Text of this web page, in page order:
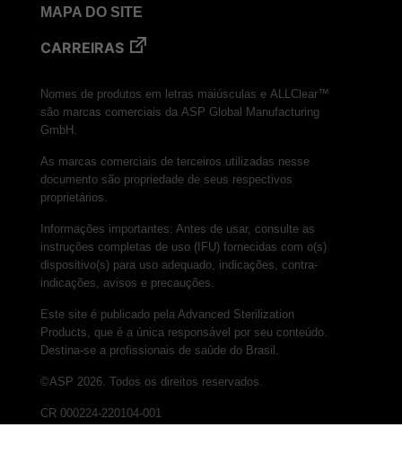
MAPA DO SITE
CARREIRAS
Nomes de produtos em letras maiúsculas e ALLClear™
são marcas comerciais da ASP Global Manufacturing
GmbH.
As marcas comerciais de terceiros utilizadas nesse
documento são propriedade de seus respectivos
proprietários.
Informações importantes: Antes de usar, consulte as
instruções completas de uso (IFU) fornecidas com o(s)
dispositivo(s) para uso adequado, indicações, contra-
indicações, avisos e precauções.
Este site é publicado pela Advanced Sterilization
Products, que é a única responsável por seu conteúdo.
Destina-se a profissionais de saúde do Brasil.
©ASP 2026. Todos os direitos reservados.
CR 000224-220104-001